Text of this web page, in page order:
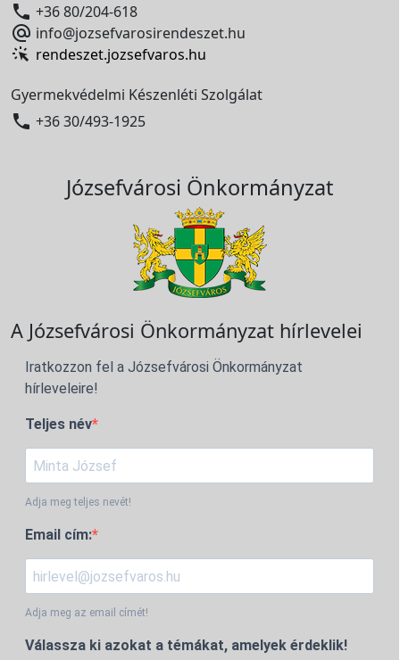
 +36 80/204-618
 info@jozsefvarosirendeszet.hu
rendeszet.jozsefvaros.hu
Gyermekvédelmi Készenléti Szolgálat
 +36 30/493-1925
Józsefvárosi Önkormányzat
A Józsefvárosi Önkormányzat hírlevelei
Iratkozzon fel a Józsefvárosi Önkormányzat
hírleveleire!
Teljes név
Adja meg teljes nevét!
Email cím:
Adja meg az email címét!
Válassza ki azokat a témákat, amelyek érdeklik!